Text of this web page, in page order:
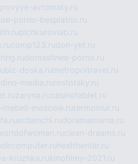
avtomaty.ru
porno-besplatno.ru
pichkurovlab.ru
comp123.rudon-ykt.ru
domashnee-porno.ru
biz-doska.ru metropoltravel.ru
media.ru rostotsky.ru
zaryna.rucasinotablet.ru
mebeli-moscow.rutermomur.ru
erdamchi.rudoramamama.ru
clean-dreams.ru
dircomputer.ru healthenter.ru
kruzhka.rukinofilmy-2021.ru